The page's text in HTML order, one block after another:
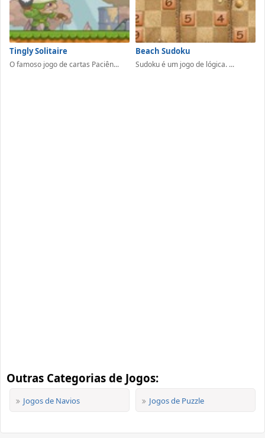
Tingly Solitaire
O famoso jogo de cartas Paciên...
Beach Sudoku
Sudoku é um jogo de lógica. ...
Outras Categorias de Jogos:
Jogos de Navios Jogos de Puzzle